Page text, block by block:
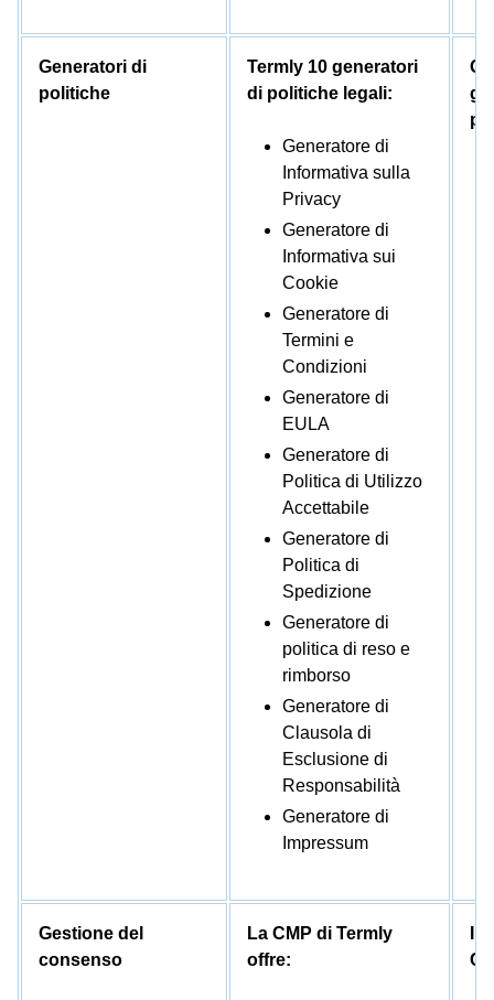
Generatori di
politiche
Termly 10 generatori
di politiche legali:
Generatore di
Informativa sulla
Privacy
Generatore di
Informativa sui
Cookie
Generatore di
Termini e
Condizioni
Generatore di
EULA
Generatore di
Politica di Utilizzo
Accettabile
Generatore di
Politica di
Spedizione
Generatore di
politica di reso e
rimborso
Generatore di
Clausola di
Esclusione di
Responsabilità
Generatore di
Impressum
Gestione del
consenso
La CMP di Termly
offre: